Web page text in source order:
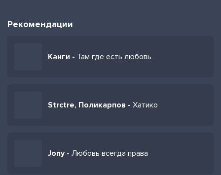
Рекомендации
Канги - Там где есть любовь
Strctre, Поликарпов - Хатико
Jony - Любовь всегда права